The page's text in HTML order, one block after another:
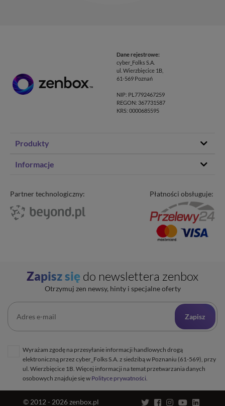
Dane rejestrowe:
cyber_Folks S.A.
ul. Wierzbięcice 1B,
61-569 Poznań
NIP: PL7792467259
REGON: 367731587
KRS: 0000685595
Produkty
Transfer domeny
Poczta e-mail
Cennik opłat dodatkowych
Informacje
Program partnerski
Blog
Kariera
Kontakt
Uptime zenbox
Informacja o połączeniu spółek
Zapisz się do newslettera zenbox
Otrzymuj zen newsy, hinty i specjalne oferty
Zapisz
Wyrażam zgodę na przesyłanie informacji handlowych drogą
elektroniczną przez cyber_Folks S.A. z siedzibą w Poznaniu (61-569), przy
ul. Wierzbięcice 1B. Więcej informacji na temat przetwarzania danych
osobowych znajduje się w Polityce prywatności
Partner technologiczny: Płatności obsługuje:
© 2012 - 2026 zenbox.pl